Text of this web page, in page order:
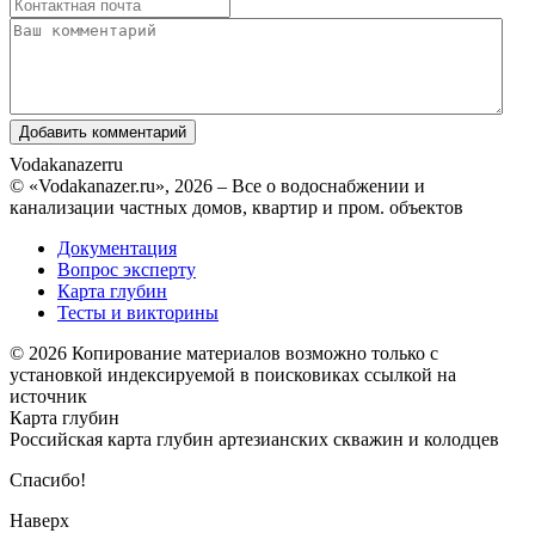
Vodakanazerru
© «Vodakanazer.ru», 2026 – Все о водоснабжении и
канализации частных домов, квартир и пром. объектов
Документация
Вопрос эксперту
Карта глубин
Тесты и викторины
© 2026 Копирование материалов возможно только с
установкой индексируемой в поисковиках ссылкой на
источник
Карта глубин
Российская карта глубин артезианских скважин и колодцев
Спасибо!
Наверх